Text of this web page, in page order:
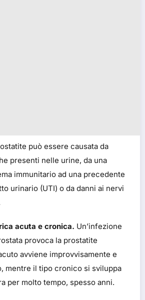
può essere causata da
presenti nelle urine, da una
immunitario ad una precedente
urinario (UTI) o da danni ai nervi
acuta e cronica. Un’infezione
provoca la prostatite
avviene improvvisamente e
mentre il tipo cronico si sviluppa
per molto tempo, spesso anni.